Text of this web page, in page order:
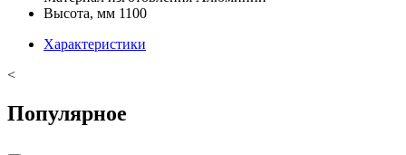
Высота, мм 1100
Характеристики
<
Популярное